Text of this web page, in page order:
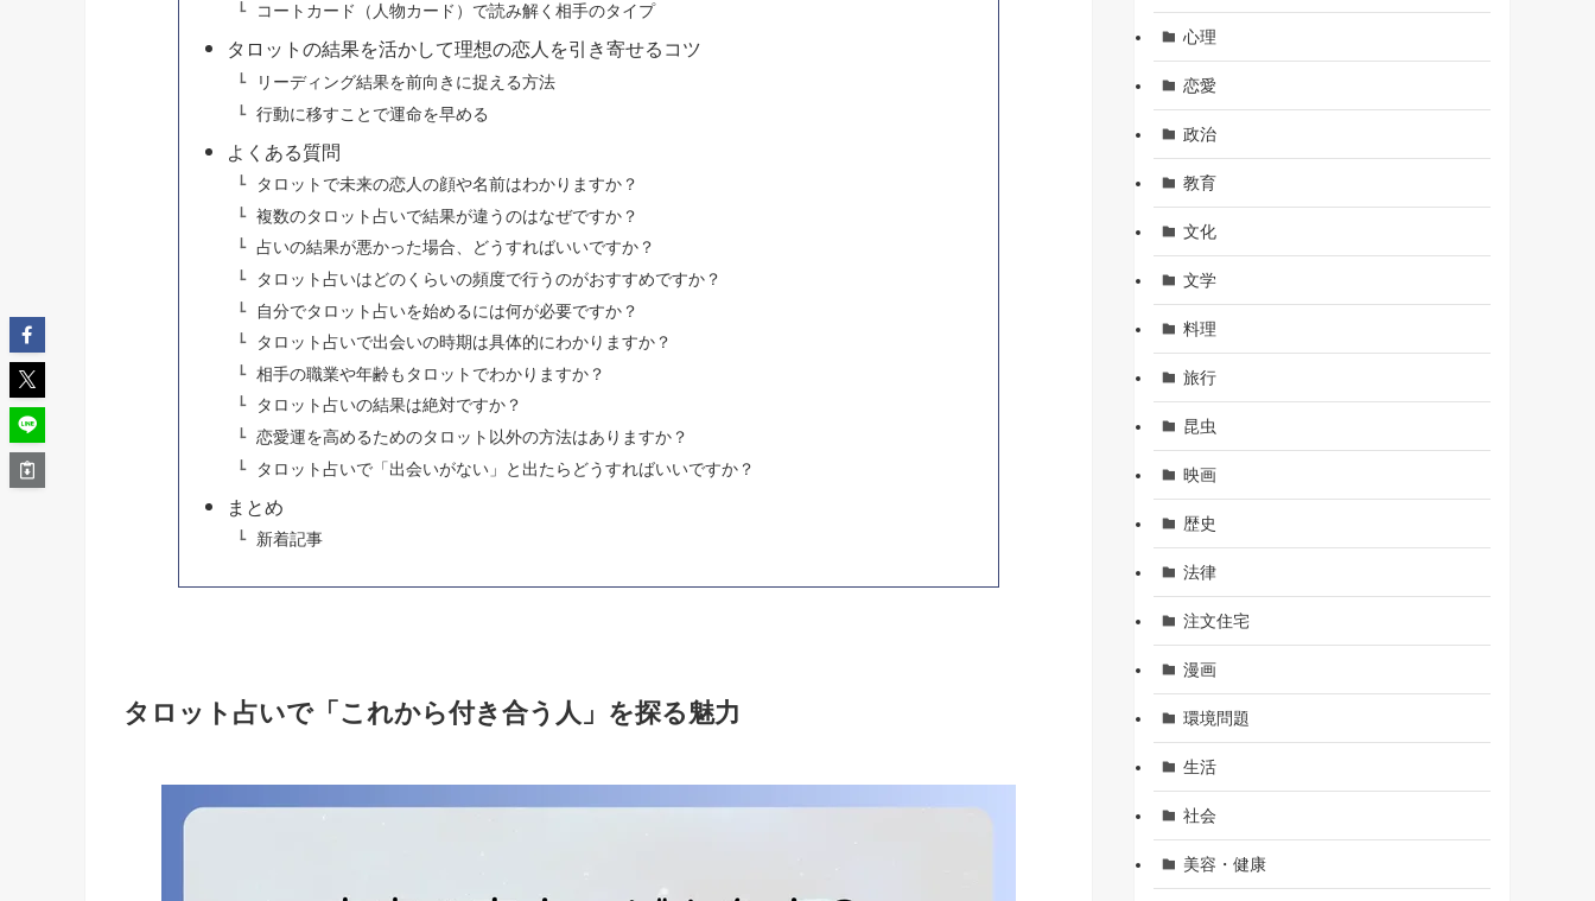
コートカード（人物カード）で読み解く相手のタイプ
タロットの結果を活かして理想の恋人を引き寄せるコツ
リーディング結果を前向きに捉える方法
行動に移すことで運命を早める
よくある質問
タロットで未来の恋人の顔や名前はわかりますか？
複数のタロット占いで結果が違うのはなぜですか？
占いの結果が悪かった場合、どうすればいいですか？
タロット占いはどのくらいの頻度で行うのがおすすめですか？
自分でタロット占いを始めるには何が必要ですか？
タロット占いで出会いの時期は具体的にわかりますか？
相手の職業や年齢もタロットでわかりますか？
タロット占いの結果は絶対ですか？
恋愛運を高めるためのタロット以外の方法はありますか？
タロット占いで「出会いがない」と出たらどうすればいいですか？
まとめ
新着記事
タロット占いで「これから付き合う人」を探る魅力
心理
恋愛
政治
教育
文化
文学
料理
旅行
昆虫
映画
歴史
法律
注文住宅
漫画
環境問題
生活
社会
美容・健康